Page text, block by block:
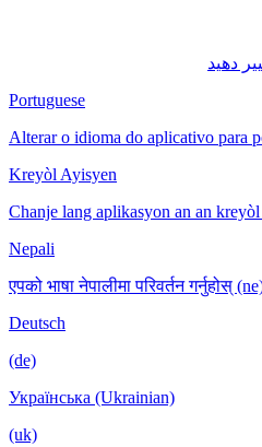
Portuguese
Alterar o idioma do aplicativo para
Kreyòl Ayisyen
Chanje lang aplikasyon an an
Nepali
एपको भाषा नेपालीमा परिवर्तन गर्नुहोस्
Deutsch
(de)
Українська (Ukrainian)
(uk)